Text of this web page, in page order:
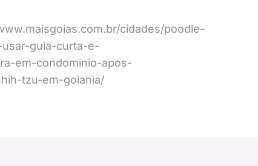
cidades/poodle-
guia-curta-e-
em-condominio-apos-
tzu-em-goiania/